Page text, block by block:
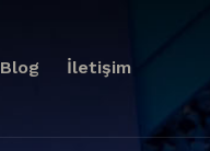
Blog İletişim